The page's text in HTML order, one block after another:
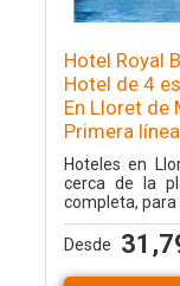
Hotel Royal
Hotel de 4
En Lloret de
Primera
Hoteles en
cerca de la
completa, para
Desde